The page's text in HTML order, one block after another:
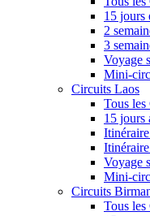
15 jours
2
3
Voyage
Mini-
Circuits Laos
Tous
15 jours
Voyage
Mini-
Circuits
Tous